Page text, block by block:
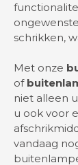
schrikken,
Met onze
of
niet alleen
u ook voor
vandaag